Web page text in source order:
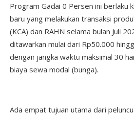
Program Gadai 0 Persen ini berlaku
baru yang melakukan transaksi
(KCA) dan RAHN selama bulan Juli
ditawarkan mulai dari Rp50.000
dengan jangka waktu maksimal 30
biaya sewa modal (bunga).
Ada empat tujuan utama dari